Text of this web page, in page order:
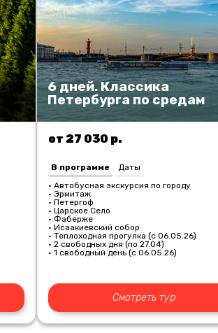
6 дней. Классика
Петербурга по средам
от 27 030 р.
В программе
Даты
• Автобусная экскурсия по городу
• Эрмитаж
• Петергоф
• Царское Село
• Фаберже
• Исаакиевский собор
• Теплоходная прогулка (с 06.05.26)
• 2 свободных дня (по 27.04)
• 1 свободный день (с 06.05.26)
Смотреть тур